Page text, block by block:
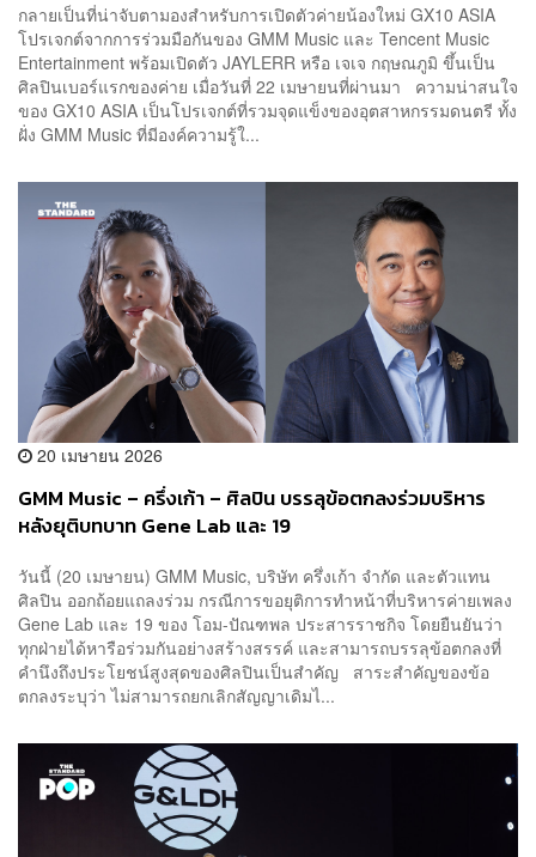
กลายเป็นที่น่าจับตามองสำหรับการเปิดตัวค่ายน้องใหม่ GX10 ASIA
โปรเจกต์จากการร่วมมือกันของ GMM Music และ Tencent Music
Entertainment พร้อมเปิดตัว JAYLERR หรือ เจเจ กฤษณภูมิ ขึ้นเป็น
ศิลปินเบอร์แรกของค่าย เมื่อวันที่ 22 เมษายนที่ผ่านมา ความน่าสนใจ
ของ GX10 ASIA เป็นโปรเจกต์ที่รวมจุดแข็งของอุตสาหกรรมดนตรี ทั้ง
ฝั่ง GMM Music ที่มีองค์ความรู้ใ...
20 เมษายน 2026
GMM Music – ครึ่งเก้า – ศิลปิน บรรลุข้อตกลงร่วมบริหาร
หลังยุติบทบาท Gene Lab และ 19
วันนี้ (20 เมษายน) GMM Music, บริษัท ครึ่งเก้า จำกัด และตัวแทน
ศิลปิน ออกถ้อยแถลงร่วม กรณีการขอยุติการทำหน้าที่บริหารค่ายเพลง
Gene Lab และ 19 ของ โอม-ปัณฑพล ประสารราชกิจ โดยยืนยันว่า
ทุกฝ่ายได้หารือร่วมกันอย่างสร้างสรรค์ และสามารถบรรลุข้อตกลงที่
คำนึงถึงประโยชน์สูงสุดของศิลปินเป็นสำคัญ สาระสำคัญของข้อ
ตกลงระบุว่า ไม่สามารถยกเลิกสัญญาเดิมไ...